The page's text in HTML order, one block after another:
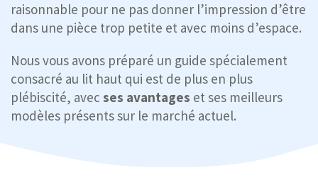
raisonnable pour ne pas donner l’impression d’être
dans une pièce trop petite et avec moins d’espace.
Nous vous avons préparé un guide spécialement
consacré au lit haut qui est de plus en plus
plébiscité, avec ses avantages et ses meilleurs
modèles présents sur le marché actuel.